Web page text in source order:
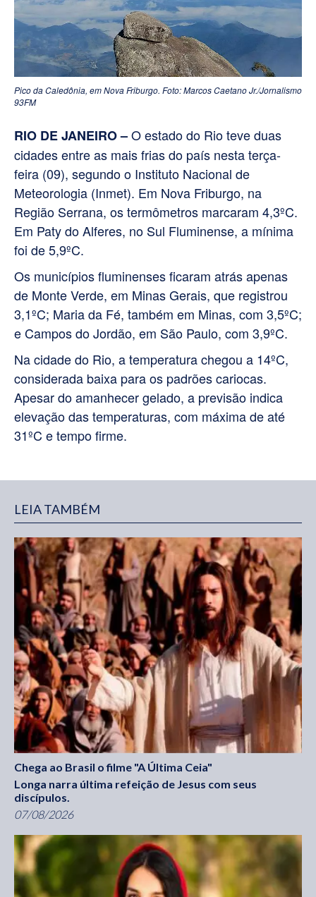
Pico da Caledônia, em Nova Friburgo. Foto: Marcos Caetano Jr./Jornalismo
93FM
RIO DE JANEIRO –O estado do Rio teve duas
cidades entre as mais frias do país nesta terça-
feira (09), segundo o Instituto Nacional de
Meteorologia (Inmet). Em Nova Friburgo, na
Região Serrana, os termômetros marcaram 4,3ºC.
Em Paty do Alferes, no Sul Fluminense, a mínima
foi de 5,9ºC.
Os municípios fluminenses ficaram atrás apenas
de Monte Verde, em Minas Gerais, que registrou
3,1ºC; Maria da Fé, também em Minas, com 3,5ºC;
e Campos do Jordão, em São Paulo, com 3,9ºC.
Na cidade do Rio, a temperatura chegou a 14ºC,
considerada baixa para os padrões cariocas.
Apesar do amanhecer gelado, a previsão indica
elevação das temperaturas, com máxima de até
31ºC e tempo firme.
LEIA TAMBÉM
Chega ao Brasil o filme "A Última Ceia"
Longa narra última refeição de Jesus com seus
discípulos.
07/08/2026